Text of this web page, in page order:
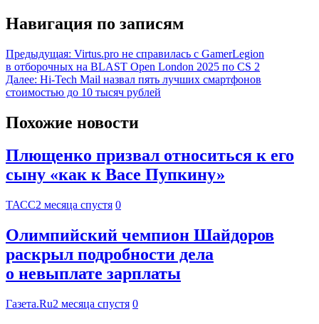
Навигация по записям
Предыдущая: Virtus.pro не справилась с GamerLegion
в отборочных на BLAST Open London 2025 по CS 2
Далее: Hi-Tech Mail назвал пять лучших смартфонов
стоимостью до 10 тысяч рублей
Похожие новости
Плющенко призвал относиться к его
сыну «как к Васе Пупкину»
ТАСС2 месяца спустя 0
Олимпийский чемпион Шайдоров
раскрыл подробности дела
о невыплате зарплаты
Газета.Ru2 месяца спустя 0